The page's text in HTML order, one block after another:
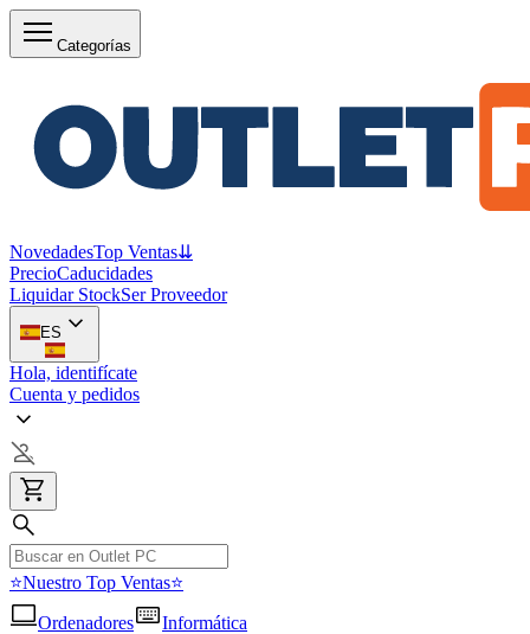
Categorías
NovedadesTop Ventas⇊
PrecioCaducidades
Liquidar StockSer Proveedor
ES
Hola, identifícate
Cuenta y pedidos
⭐Nuestro Top Ventas⭐
Ordenadores
Informática